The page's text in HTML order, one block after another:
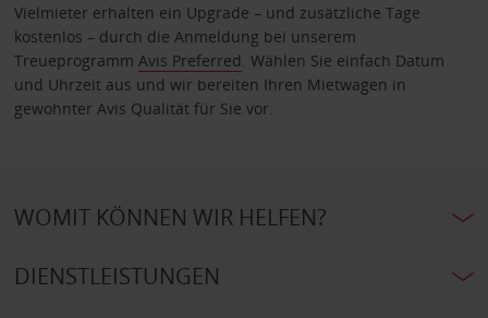
Vielmieter erhalten ein Upgrade – und zusätzliche Tage
kostenlos – durch die Anmeldung bei unserem
Treueprogramm Avis Preferred . Wählen Sie einfach Datum
und Uhrzeit aus und wir bereiten Ihren Mietwagen in
gewohnter Avis Qualität für Sie vor.
WOMIT KÖNNEN WIR HELFEN?
DIENSTLEISTUNGEN